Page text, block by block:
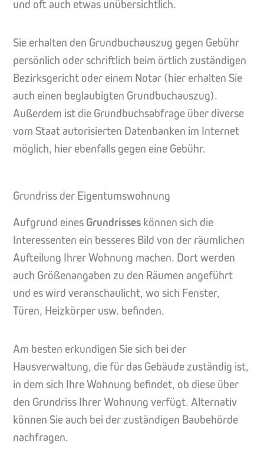
und oft auch etwas unübersichtlich.
Sie erhalten den Grundbuchauszug gegen Gebühr
persönlich oder schriftlich beim örtlich zuständigen
Bezirksgericht oder einem Notar (hier erhalten Sie
auch einen beglaubigten Grundbuchauszug).
Außerdem ist die Grundbuchsabfrage über diverse
vom Staat autorisierten Datenbanken im Internet
möglich, hier ebenfalls gegen eine Gebühr.
Grundriss der Eigentumswohnung
Aufgrund eines Grundrisses können sich die
Interessenten ein besseres Bild von der räumlichen
Aufteilung Ihrer Wohnung machen. Dort werden
auch Größenangaben zu den Räumen angeführt
und es wird veranschaulicht, wo sich Fenster,
Türen, Heizkörper usw. befinden.
Am besten erkundigen Sie sich bei der
Hausverwaltung, die für das Gebäude zuständig ist,
in dem sich Ihre Wohnung befindet, ob diese über
den Grundriss Ihrer Wohnung verfügt. Alternativ
können Sie auch bei der zuständigen Baubehörde
nachfragen.